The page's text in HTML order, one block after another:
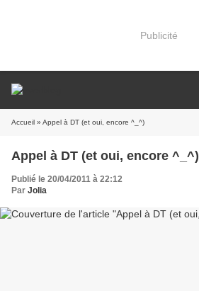
Publicité
Accueil » Appel à DT (et oui, encore ^_^)
Appel à DT (et oui, encore ^_^)
Publié le 20/04/2011 à 22:12
Par Jolia